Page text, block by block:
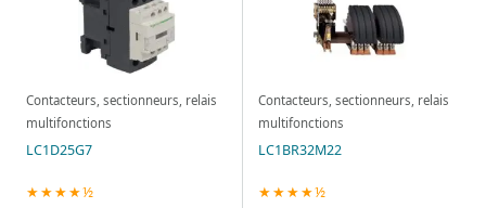
Contacteurs, sectionneurs, relais
multifonctions
LC1D25G7
★★★★½
Contacteurs, sectionneurs, relais
multifonctions
LC1BR32M22
★★★★½